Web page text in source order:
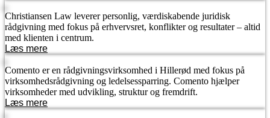
Christiansen Law leverer personlig, værdiskabende juridisk
rådgivning med fokus på erhvervsret, konflikter og resultater – altid
med klienten i centrum.
Læs mere
Comento er en rådgivningsvirksomhed i Hillerød med fokus på
virksomhedsrådgivning og ledelsessparring. Comento hjælper
virksomheder med udvikling, struktur og fremdrift.
Læs mere